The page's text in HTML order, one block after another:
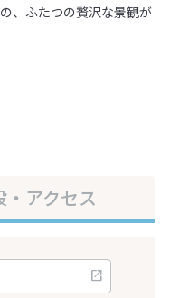
、ふたつの贅沢な景観が
・アクセス